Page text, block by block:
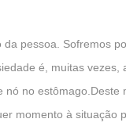
pessoa. Sofremos
é, muitas
no
momento à situação